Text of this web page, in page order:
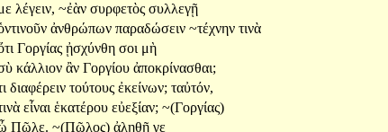
λέγειν, ~ἐὰν συρφετὸς συλλεγῇ
ἀνθρώπων παραδώσειν ~τέχνην τινὰ
Γοργίας ᾐσχύνθη σοι μὴ
κάλλιον ἂν Γοργίου ἀποκρίνασθαι;
διαφέρειν τούτους ἐκείνων; ταὐτόν,
εἶναι ἑκατέρου εὐεξίαν; ~(Γοργίας)
Πῶλε. ~(Πῶλος) ἀληθῆ γε